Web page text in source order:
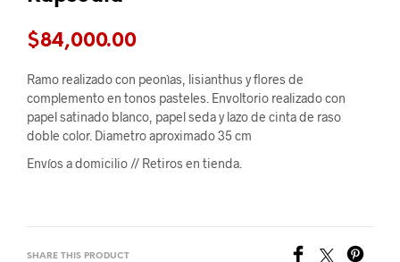
$84,000.00
Ramo realizado con peonìas, lisianthus y flores de
complemento en tonos pasteles. Envoltorio realizado con
papel satinado blanco, papel seda y lazo de cinta de raso
doble color. Diametro aproximado 35 cm
Envíos a domicilio // Retiros en tienda.
SHARE THIS PRODUCT